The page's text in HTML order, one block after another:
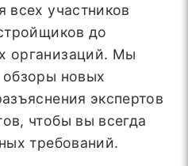
всех участников
до
организаций. Мы
обзоры новых
экспертов
чтобы вы всегда
требований.